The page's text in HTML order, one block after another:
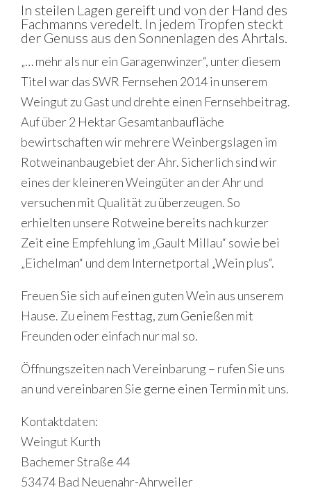
In steilen Lagen gereift und von der Hand des
Fachmanns veredelt. In jedem Tropfen steckt
der Genuss aus den Sonnenlagen des Ahrtals.
„… mehr als nur ein Garagenwinzer“, unter diesem
Titel war das SWR Fernsehen 2014 in unserem
Weingut zu Gast und drehte einen Fernsehbeitrag.
Auf über 2 Hektar Gesamtanbaufläche
bewirtschaften wir mehrere Weinbergslagen im
Rotweinanbaugebiet der Ahr. Sicherlich sind wir
eines der kleineren Weingüter an der Ahr und
versuchen mit Qualität zu überzeugen. So
erhielten unsere Rotweine bereits nach kurzer
Zeit eine Empfehlung im „Gault Millau“ sowie bei
„Eichelman“ und dem Internetportal „Wein plus“.
Freuen Sie sich auf einen guten Wein aus unserem
Hause. Zu einem Festtag, zum Genießen mit
Freunden oder einfach nur mal so.
Öffnungszeiten nach Vereinbarung – rufen Sie uns
an und vereinbaren Sie gerne einen Termin mit uns.
Kontaktdaten:
Weingut Kurth
Bachemer Straße 44
53474 Bad Neuenahr-Ahrweiler